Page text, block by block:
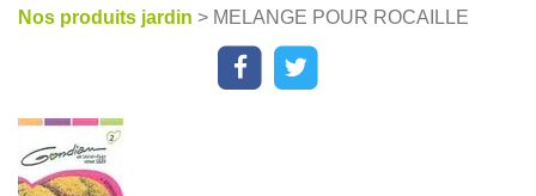
Nos produits jardin > MELANGE POUR ROCAILLE